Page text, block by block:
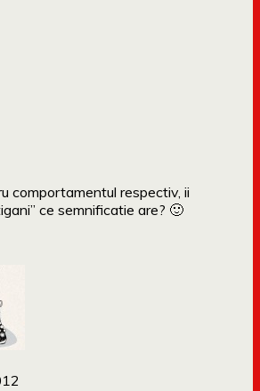
comportamentul respectiv, ii
ce semnificatie are? 🙂